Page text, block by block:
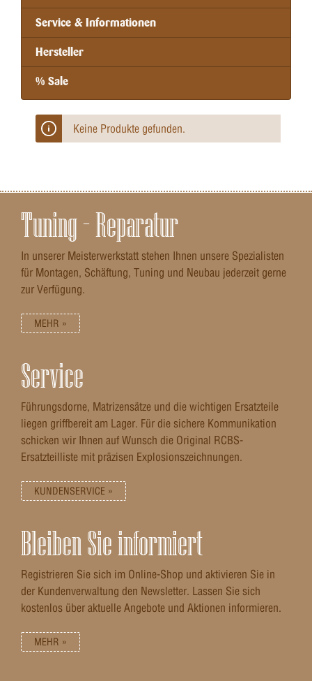
Service & Informationen
Hersteller
% Sale
Keine Produkte gefunden.
Tuning – Reparatur
In unserer Meisterwerkstatt stehen Ihnen unsere Spezialisten
für Montagen, Schäftung, Tuning und Neubau jederzeit gerne
zur Verfügung.
MEHR »
Service
Führungsdorne, Matrizensätze und die wichtigen Ersatzteile
liegen griffbereit am Lager. Für die sichere Kommunikation
schicken wir Ihnen auf Wunsch die Original RCBS-
Ersatzteilliste mit präzisen Explosionszeichnungen.
KUNDENSERVICE »
Bleiben Sie informiert
Registrieren Sie sich im Online-Shop und aktivieren Sie in
der Kundenverwaltung den Newsletter. Lassen Sie sich
kostenlos über aktuelle Angebote und Aktionen informieren.
MEHR »